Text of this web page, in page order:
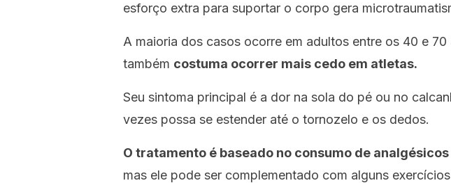
esforço extra para suportar o corpo gera
A maioria dos casos ocorre em adultos entre os 40 e
também costuma ocorrer mais cedo em atletas.
Seu sintoma principal é a dor na sola do pé ou no
vezes possa se estender até o tornozelo e os dedos.
O tratamento é baseado no consumo de
mas ele pode ser complementado com alguns